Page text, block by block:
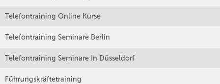
Telefontraining Online Kurse
Telefontraining Seminare Berlin
Telefontraining Seminare In Düsseldorf
Führungskräftetraining